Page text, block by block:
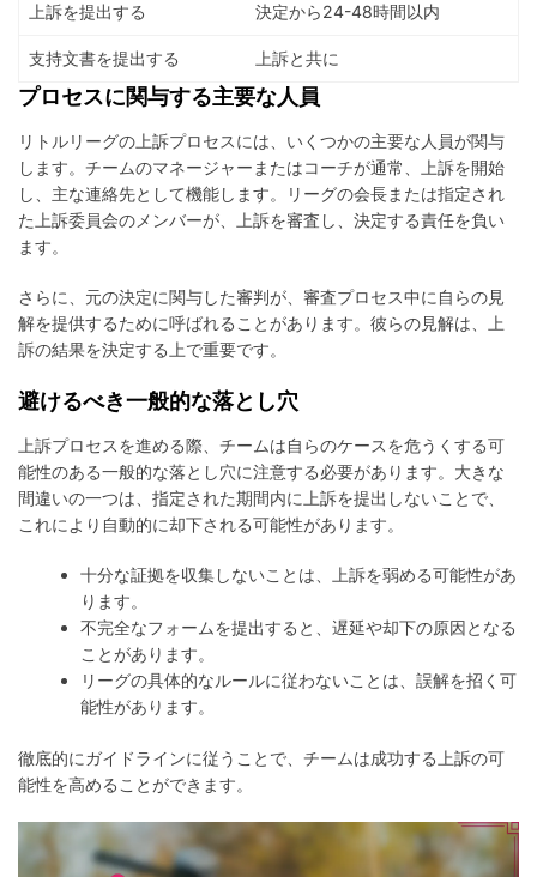
上訴を提出する
決定から24-48時間以内
支持文書を提出する 上訴と共に
プロセスに関与する主要な人員
リトルリーグの上訴プロセスには、いくつかの主要な人員が関与
します。チームのマネージャーまたはコーチが通常、上訴を開始
し、主な連絡先として機能します。リーグの会長または指定され
た上訴委員会のメンバーが、上訴を審査し、決定する責任を負い
ます。
さらに、元の決定に関与した審判が、審査プロセス中に自らの見
解を提供するために呼ばれることがあります。彼らの見解は、上
訴の結果を決定する上で重要です。
避けるべき一般的な落とし穴
上訴プロセスを進める際、チームは自らのケースを危うくする可
能性のある一般的な落とし穴に注意する必要があります。大きな
間違いの一つは、指定された期間内に上訴を提出しないことで、
これにより自動的に却下される可能性があります。
十分な証拠を収集しないことは、上訴を弱める可能性があ
ります。
不完全なフォームを提出すると、遅延や却下の原因となる
ことがあります。
リーグの具体的なルールに従わないことは、誤解を招く可
能性があります。
徹底的にガイドラインに従うことで、チームは成功する上訴の可
能性を高めることができます。